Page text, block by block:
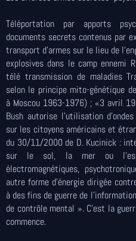
Téléportation par apports
documents secrets contenus par
transport d’armes sur le lieu de
explosives dans le camp ennemi
télé transmission de maladies
selon le principe mito-génétique
à Moscou 1963-1976) ; «3 avril
Bush autorise l’utilisation
sur les citoyens américains et
du 30/11/2000 de D. Kucinick :
sur le sol, la mer ou
électromagnétiques,
autre forme d’énergie dirigée
à des fins de guerre de
de contrôle mental ». C’est la
commence.